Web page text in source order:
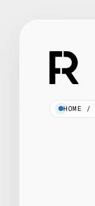
HOME /